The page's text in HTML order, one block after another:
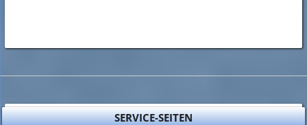
SERVICE-SEITEN